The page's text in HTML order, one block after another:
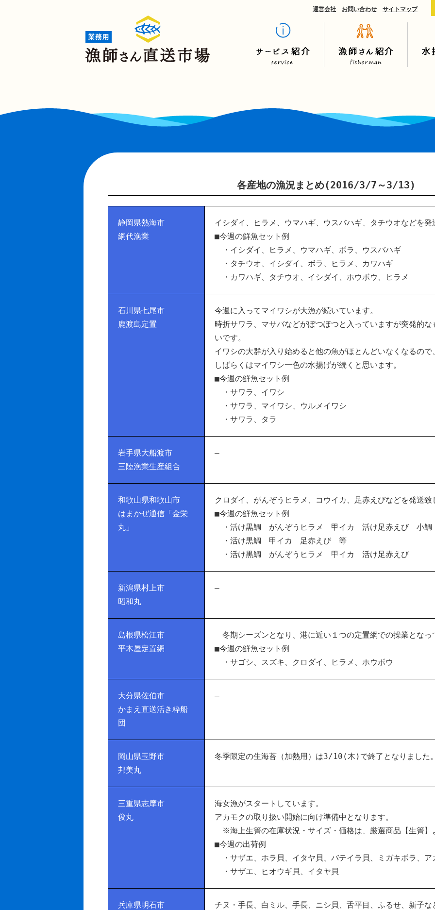
運営会社 お問い合わせ サイトマップ
各産地の漁況まとめ(2016/3/7～3/13)
静岡県熱海市
網代漁業
イシダイ、ヒラメ、ウマハギ、ウスバハギ、タチウオなどを発
■今週の鮮魚セット例
・イシダイ、ヒラメ、ウマハギ、ボラ、ウスバハギ
・タチウオ、イシダイ、ボラ、ヒラメ、カワハギ
・カワハギ、タチウオ、イシダイ、ホウボウ、ヒラメ
石川県七尾市
鹿渡島定置
今週に入ってマイワシが大漁が続いています。
時折サワラ、マサバなどがぽつぽつと入っていますが突発的
いです。
イワシの大群が入り始めると他の魚がほとんどいなくなるので
しばらくはマイワシ一色の水揚げが続くと思います。
■今週の鮮魚セット例
・サワラ、イワシ
・サワラ、マイワシ、ウルメイワシ
・サワラ、タラ
岩手県大船渡市
三陸漁業生産組合
–
和歌山県和歌山市
はまかぜ通信「金栄
丸」
クロダイ、がんぞうヒラメ、コウイカ、足赤えびなどを発送致
■今週の鮮魚セット例
・活け黒鯛 がんぞうヒラメ 甲イカ 活け足赤えび 小鯛
・活け黒鯛 甲イカ 足赤えび 等
・活け黒鯛 がんぞうヒラメ 甲イカ 活け足赤えび
新潟県村上市
昭和丸
–
島根県松江市
平木屋定置網
冬期シーズンとなり、港に近い１つの定置網での操業となっ
■今週の鮮魚セット例
・サゴシ、スズキ、クロダイ、ヒラメ、ホウボウ
大分県佐伯市
かまえ直送活き粋船
団
–
岡山県玉野市
邦美丸
冬季限定の生海苔（加熱用）は3/10(木)で終了となりました
三重県志摩市
俊丸
海女漁がスタートしています。
アカモクの取り扱い開始に向け準備中となります。
※海上生簀の在庫状況・サイズ・価格は、厳選商品【生簀】
■今週の出荷例
・サザエ、ホラ貝、イタヤ貝、バテイラ貝、ミガキボラ、ア
・サザエ、ヒオウギ貝、イタヤ貝
兵庫県明石市
チヌ・手長、白ミル、手長、ニシ貝、舌平目、ふるせ、新子